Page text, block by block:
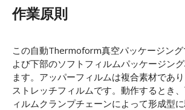
作業原則
この自動Thermoform真空パッケージン
よび下部のソフトフィルムパッケージン
ます。アッパーフィルムは複合素材であ
ストレッチフィルムです。動作するとき
ィルムクランプチェーンによって形成型